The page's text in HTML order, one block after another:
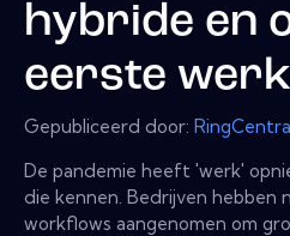
hybride en
eerste
Gepubliceerd door:
De pandemie heeft 'werk'
die kennen. Bedrijven hebben
workflows aangenomen om